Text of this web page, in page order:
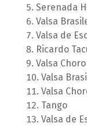
Serenada
Valsa
Valsa de
Ricardo
Valsa
Valsa
Valsa
Tango
Valsa de